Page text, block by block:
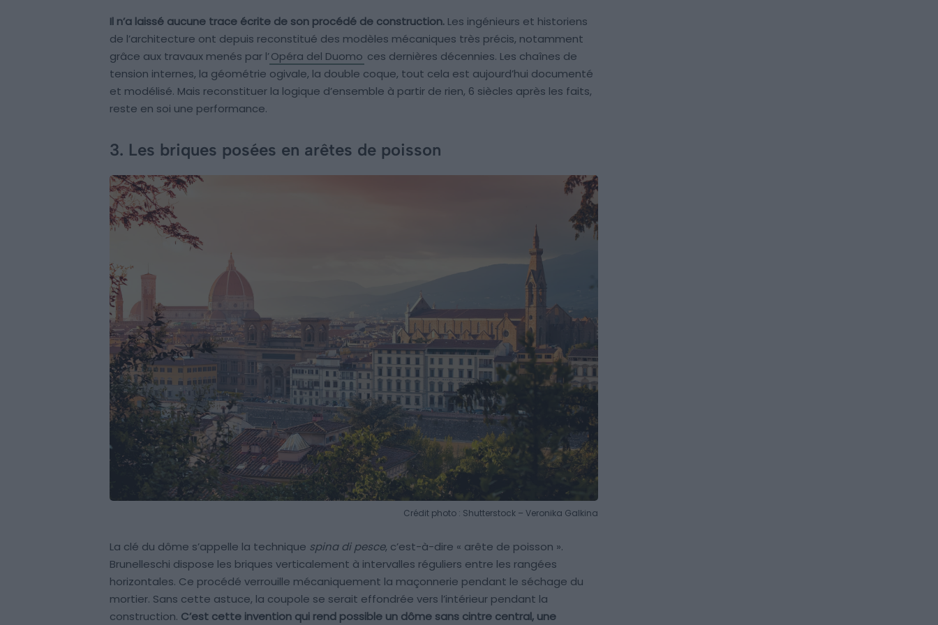
Il n’a laissé aucune trace écrite de son procédé de construction. Les ingénieurs et historiens
de l’architecture ont depuis reconstitué des modèles mécaniques très précis, notamment
grâce aux travaux menés par l’Opéra del Duomo ces dernières décennies. Les chaînes de
tension internes, la géométrie ogivale, la double coque, tout cela est aujourd’hui documenté
et modélisé. Mais reconstituer la logique d’ensemble à partir de rien, 6 siècles après les faits,
reste en soi une performance.
3. Les briques posées en arêtes de poisson
Crédit photo : Shutterstock – Veronika Galkina
La clé du dôme s’appelle la technique spina di pesce, c’est-à-dire « arête de poisson ».
Brunelleschi dispose les briques verticalement à intervalles réguliers entre les rangées
horizontales. Ce procédé verrouille mécaniquement la maçonnerie pendant le séchage du
mortier. Sans cette astuce, la coupole se serait effondrée vers l’intérieur pendant la
construction. C’est cette invention qui rend possible un dôme sans cintre central, une